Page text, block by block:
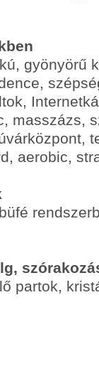
gyönyörű
masszázs,
aerobic,
partok,